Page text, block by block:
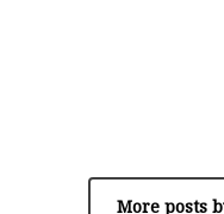
More posts